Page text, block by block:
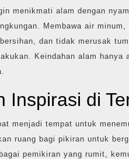
menikmati alam dengan
Membawa air
dan tidak merusak
Keindahan alam hanya
Inspirasi di
menjadi tempat untuk
ruang bagi pikiran untuk
pemikiran yang rumit,